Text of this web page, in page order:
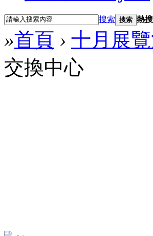
搜索 搜索 熱
»首頁 › 十月展
交換中心